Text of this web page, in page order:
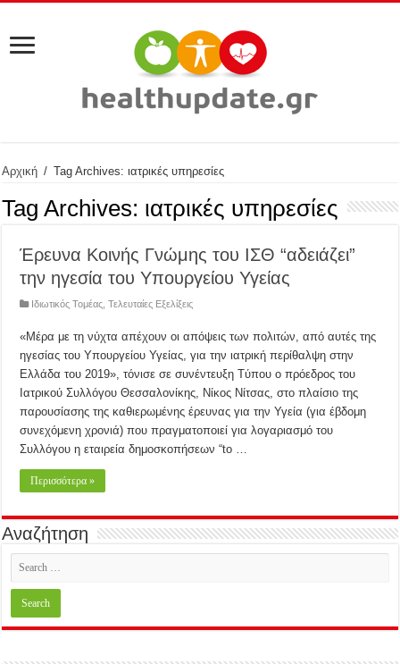
Αρχική / Tag Archives: ιατρικές υπηρεσίες
Tag Archives: ιατρικές υπηρεσίες
Έρευνα Κοινής Γνώμης του ΙΣΘ “αδειάζει”
την ηγεσία του Υπουργείου Υγείας
Ιδιωτικός Τομέας ,Τελευταίες Εξελίξεις
«Μέρα με τη νύχτα απέχουν οι απόψεις των πολιτών, από αυτές της
ηγεσίας του Υπουργείου Υγείας, για την ιατρική περίθαλψη στην
Ελλάδα του 2019», τόνισε σε συνέντευξη Tύπου ο πρόεδρος του
Ιατρικού Συλλόγου Θεσσαλονίκης, Νίκος Νίτσας, στο πλαίσιο της
παρουσίασης της καθιερωμένης έρευνας για την Υγεία (για έβδομη
συνεχόμενη χρονιά) που πραγματοποιεί για λογαριασμό του
Συλλόγου η εταιρεία δημοσκοπήσεων “to …
Περισσότερα »
Αναζήτηση